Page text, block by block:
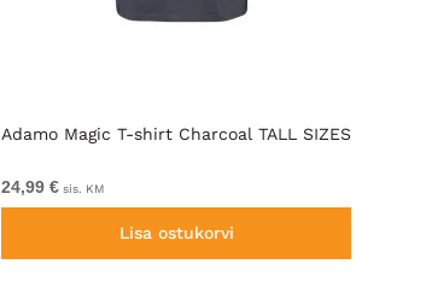
Adamo Magic T-shirt Charcoal TALL SIZES
24,99 € sis. KM
Lisa ostukorvi